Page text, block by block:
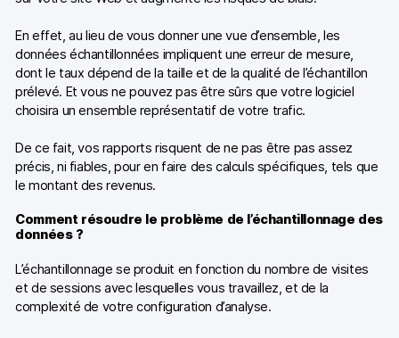
En effet, au lieu de vous donner une vue d’ensemble, les
données échantillonnées impliquent une erreur de mesure,
dont le taux dépend de la taille et de la qualité de l’échantillon
prélevé. Et vous ne pouvez pas être sûrs que votre logiciel
choisira un ensemble représentatif de votre trafic.
De ce fait, vos rapports risquent de ne pas être pas assez
précis, ni fiables, pour en faire des calculs spécifiques, tels que
le montant des revenus.
Comment résoudre le problème de l’échantillonnage des
données ?
L’échantillonnage se produit en fonction du nombre de visites
et de sessions avec lesquelles vous travaillez, et de la
complexité de votre configuration d’analyse.